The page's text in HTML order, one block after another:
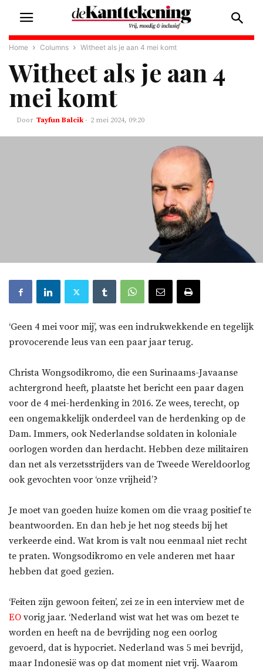
Home Columns Witheet als je aan 4 mei komt
Witheet als je aan 4
mei komt
Tayfun Balcik - 2 mei 2024, 09:20
‘Geen 4 mei voor mij’, was een indrukwekkende en tegelijk
provocerende leus van een paar jaar terug.
Christa Wongsodikromo, die een Surinaams-Javaanse
achtergrond heeft, plaatste het bericht een paar dagen
voor de 4 mei-herdenking in 2016. Ze wees, terecht, op
een ongemakkelijk onderdeel van de herdenking op de
Dam. Immers, ook Nederlandse soldaten in koloniale
oorlogen worden dan herdacht. Hebben deze militairen
dan net als verzetsstrijders van de Tweede Wereldoorlog
ook gevochten voor ‘onze vrijheid’?
Je moet van goeden huize komen om die vraag positief te
beantwoorden. En dan heb je het nog steeds bij het
verkeerde eind. Wat krom is valt nou eenmaal niet recht
te praten. Wongsodikromo en vele anderen met haar
hebben dat goed gezien.
‘Feiten zijn gewoon feiten’, zei ze in een interview met de
EO vorig jaar. ‘Nederland wist wat het was om bezet te
worden en heeft na de bevrijding nog een oorlog
gevoerd, dat is hypocriet. Nederland was 5 mei bevrijd,
maar Indonesië was op dat moment niet vrij. Waarom